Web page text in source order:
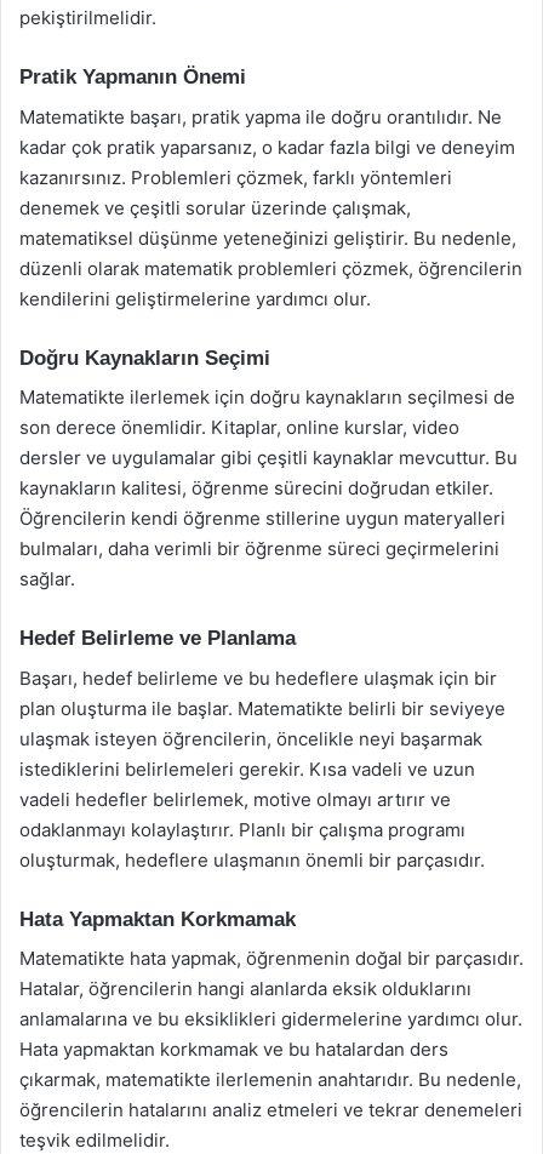
pekiştirilmelidir.
Pratik Yapmanın Önemi
Matematikte başarı, pratik yapma ile doğru orantılıdır. Ne
kadar çok pratik yaparsanız, o kadar fazla bilgi ve deneyim
kazanırsınız. Problemleri çözmek, farklı yöntemleri
denemek ve çeşitli sorular üzerinde çalışmak,
matematiksel düşünme yeteneğinizi geliştirir. Bu nedenle,
düzenli olarak matematik problemleri çözmek, öğrencilerin
kendilerini geliştirmelerine yardımcı olur.
Doğru Kaynakların Seçimi
Matematikte ilerlemek için doğru kaynakların seçilmesi de
son derece önemlidir. Kitaplar, online kurslar, video
dersler ve uygulamalar gibi çeşitli kaynaklar mevcuttur. Bu
kaynakların kalitesi, öğrenme sürecini doğrudan etkiler.
Öğrencilerin kendi öğrenme stillerine uygun materyalleri
bulmaları, daha verimli bir öğrenme süreci geçirmelerini
sağlar.
Hedef Belirleme ve Planlama
Başarı, hedef belirleme ve bu hedeflere ulaşmak için bir
plan oluşturma ile başlar. Matematikte belirli bir seviyeye
ulaşmak isteyen öğrencilerin, öncelikle neyi başarmak
istediklerini belirlemeleri gerekir. Kısa vadeli ve uzun
vadeli hedefler belirlemek, motive olmayı artırır ve
odaklanmayı kolaylaştırır. Planlı bir çalışma programı
oluşturmak, hedeflere ulaşmanın önemli bir parçasıdır.
Hata Yapmaktan Korkmamak
Matematikte hata yapmak, öğrenmenin doğal bir parçasıdır.
Hatalar, öğrencilerin hangi alanlarda eksik olduklarını
anlamalarına ve bu eksiklikleri gidermelerine yardımcı olur.
Hata yapmaktan korkmamak ve bu hatalardan ders
çıkarmak, matematikte ilerlemenin anahtarıdır. Bu nedenle,
öğrencilerin hatalarını analiz etmeleri ve tekrar denemeleri
teşvik edilmelidir.